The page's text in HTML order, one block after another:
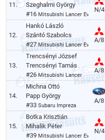
11.
Szeghalmi György
#16 Mitsubishi Lancer Evo VI.
N/4
12.
Hankó László
Szántó Szabolcs
#27Mitsubishi Lancer Evo VII.
A/8
13.
Trencsényi József
Trencsényi Tamás
#26Mitsubishi Lancer
A/8
14.
Michna Ottó
Papp György
#33Subaru Impreza
A/8
15.
Botka Krisztián
Mihalik Péter
#39 Mitsubishi Lancer Evo VI.
N/4